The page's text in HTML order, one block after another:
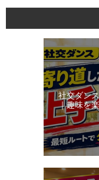
ン
社交ダン
｜趣味を